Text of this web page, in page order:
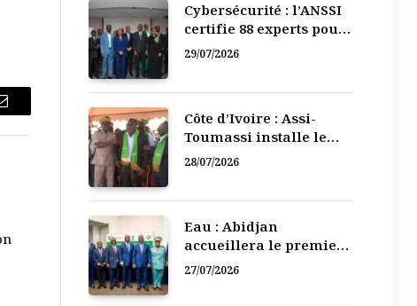
Cybersécurité : l’ANSSI
certifie 88 experts pour
renforcer la défense
29/07/2026
Côte d’Ivoire : Assi-
Toumassi installe le
bureau exécutif de sa
28/07/2026
Eau : Abidjan
accueillera le premier
Forum régional de
27/07/2026